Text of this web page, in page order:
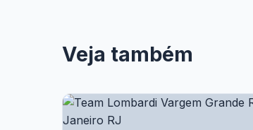
Veja também